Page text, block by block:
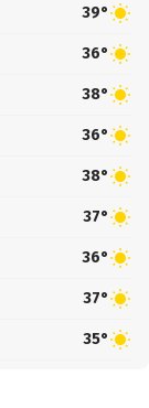
39°
36°
38°
36°
38°
37°
36°
37°
35°